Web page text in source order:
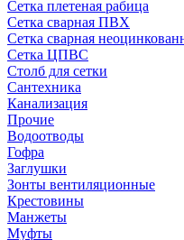
Сетка плетеная рабица
Сетка сварная ПВХ
Сетка сварная
Сетка ЦПВС
Столб для сетки
Сантехника
Канализация
Прочие
Водоотводы
Гофра
Заглушки
Зонты вентиляционные
Крестовины
Манжеты
Муфты